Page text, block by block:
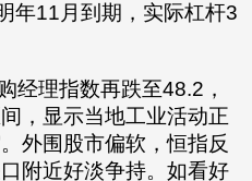
年11月到期，实际杠杆3
经理指数再跌至48.2，
，显示当地工业活动正
外围股市偏软，恒指反
附近好淡争持。如看好